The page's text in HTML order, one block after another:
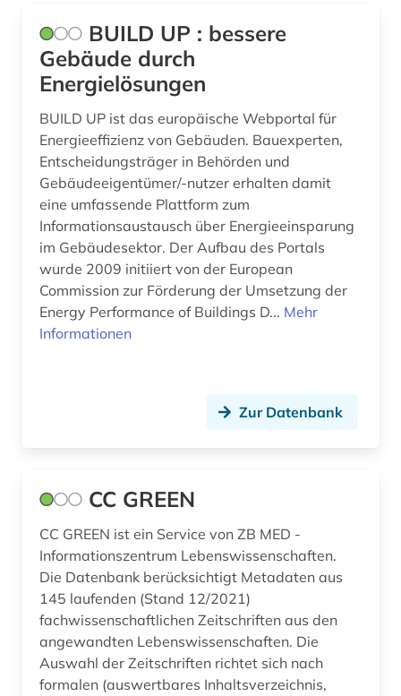
neuheit (2)
neuheitsrecherche (2)
norm (1)
normen (1)
oecd (9)
online-publikation (1)
open access (3)
patentanmeldung (3)
patente (2)
patentklassifikation (1)
patentrecht (3)
patentregister (1)
petroleum (1)
BUILD UP : bessere
Gebäude durch
Energielösungen
BUILD UP ist das europäische Webportal für
Energieeffizienz von Gebäuden. Bauexperten,
Entscheidungsträger in Behörden und
Gebäudeeigentümer/-nutzer erhalten damit
eine umfassende Plattform zum
Informationsaustausch über Energieeinsparung
im Gebäudesektor. Der Aufbau des Portals
wurde 2009 initiiert von der European
Commission zur Förderung der Umsetzung der
Energy Performance of Buildings D... Mehr
Informationen
Zur Datenbank
CC GREEN
CC GREEN ist ein Service von ZB MED -
Informationszentrum Lebenswissenschaften.
Die Datenbank berücksichtigt Metadaten aus
145 laufenden (Stand 12/2021)
fachwissenschaftlichen Zeitschriften aus den
angewandten Lebenswissenschaften. Die
Auswahl der Zeitschriften richtet sich nach
formalen (auswertbares Inhaltsverzeichnis,